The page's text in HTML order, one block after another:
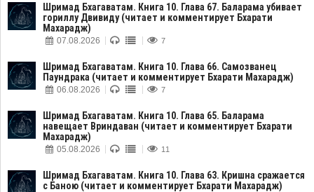
Шримад Бхагаватам. Книга 10. Глава 67. Баларама убивает
гориллу Двивиду (читает и комментирует Бхарати
Махарадж)
07.08.2026 7
Шримад Бхагаватам. Книга 10. Глава 66. Самозванец
Паундрака (читает и комментирует Бхарати Махарадж)
06.08.2026 7
Шримад Бхагаватам. Книга 10. Глава 65. Баларама
навещает Вриндаван (читает и комментирует Бхарати
Махарадж)
05.08.2026 11
Шримад Бхагаватам. Книга 10. Глава 63. Кришна сражается
с Баною (читает и комментирует Бхарати Махарадж)